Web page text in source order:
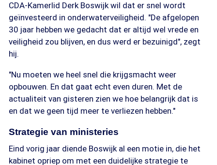
CDA-Kamerlid Derk Boswijk wil dat er snel wordt
geïnvesteerd in onderwaterveiligheid. "De afgelopen
30 jaar hebben we gedacht dat er altijd wel vrede en
veiligheid zou blijven, en dus werd er bezuinigd", zegt
hij.
"Nu moeten we heel snel die krijgsmacht weer
opbouwen. En dat gaat echt even duren. Met de
actualiteit van gisteren zien we hoe belangrijk dat is
en dat we geen tijd meer te verliezen hebben."
Strategie van ministeries
Eind vorig jaar diende Boswijk al een motie in, die het
kabinet opriep om met een duidelijke strategie te